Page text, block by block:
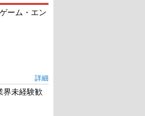
ーム・エン
詳細
界未経験歓